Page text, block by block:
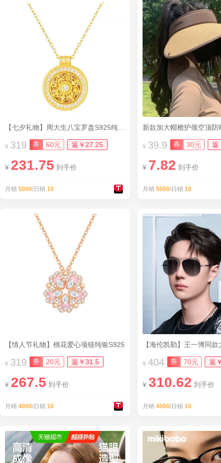
¥ 319 券 60元 返￥27.25
¥ 231.75 到手价
月销 5000/日销 10
新款加大帽檐护颈空顶防
¥ 39.9 券 30元 返
¥ 7.82 到手价
月销 5000/日销 10
【情人节礼物】桃花爱心项链纯银S925
¥ 319 券 20元 返￥31.5
¥ 267.5 到手价
月销 4000/日销 10
¥ 404 券 70元 返
¥ 310.62 到手价
月销 4000/日销 10